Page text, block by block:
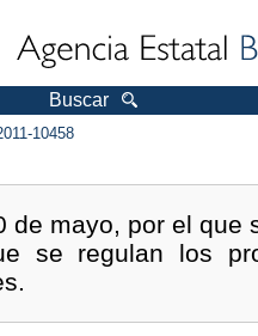
Buscar
10458
de mayo, por el
se regulan los